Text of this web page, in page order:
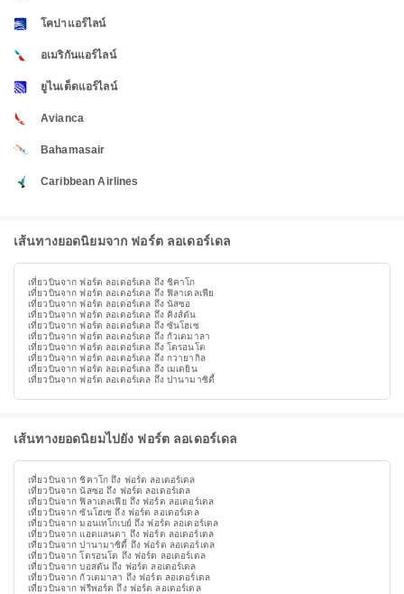
โคปาแอร์ไลน์
อเมริกันแอร์ไลน์
ยูไนเต็ดแอร์ไลน์
Avianca
Bahamasair
Caribbean Airlines
เส้นทางยอดนิยมจาก ฟอร์ต ลอเดอร์เดล
เที่ยวบินจาก ฟอร์ต ลอเดอร์เดล ถึง ชิคาโก
เที่ยวบินจาก ฟอร์ต ลอเดอร์เดล ถึง ฟิลาเดลเฟีย
เที่ยวบินจาก ฟอร์ต ลอเดอร์เดล ถึง นัสซอ
เที่ยวบินจาก ฟอร์ต ลอเดอร์เดล ถึง คิงส์ตัน
เที่ยวบินจาก ฟอร์ต ลอเดอร์เดล ถึง ซันโฮเซ
เที่ยวบินจาก ฟอร์ต ลอเดอร์เดล ถึง กัวเตมาลา
เที่ยวบินจาก ฟอร์ต ลอเดอร์เดล ถึง โตรอนโต
เที่ยวบินจาก ฟอร์ต ลอเดอร์เดล ถึง กวายากิล
เที่ยวบินจาก ฟอร์ต ลอเดอร์เดล ถึง เมเดยิน
เที่ยวบินจาก ฟอร์ต ลอเดอร์เดล ถึง ปานามาซิตี้
เส้นทางยอดนิยมไปยัง ฟอร์ต ลอเดอร์เดล
เที่ยวบินจาก ชิคาโก ถึง ฟอร์ต ลอเดอร์เดล
เที่ยวบินจาก นัสซอ ถึง ฟอร์ต ลอเดอร์เดล
เที่ยวบินจาก ฟิลาเดลเฟีย ถึง ฟอร์ต ลอเดอร์เดล
เที่ยวบินจาก ซันโฮเซ ถึง ฟอร์ต ลอเดอร์เดล
เที่ยวบินจาก มอนเทโกเบย์ ถึง ฟอร์ต ลอเดอร์เดล
เที่ยวบินจาก แอตแลนตา ถึง ฟอร์ต ลอเดอร์เดล
เที่ยวบินจาก ปานามาซิตี้ ถึง ฟอร์ต ลอเดอร์เดล
เที่ยวบินจาก โตรอนโต ถึง ฟอร์ต ลอเดอร์เดล
เที่ยวบินจาก บอสตัน ถึง ฟอร์ต ลอเดอร์เดล
เที่ยวบินจาก กัวเตมาลา ถึง ฟอร์ต ลอเดอร์เดล
เที่ยวบินจาก ฟรีพอร์ต ถึง ฟอร์ต ลอเดอร์เดล